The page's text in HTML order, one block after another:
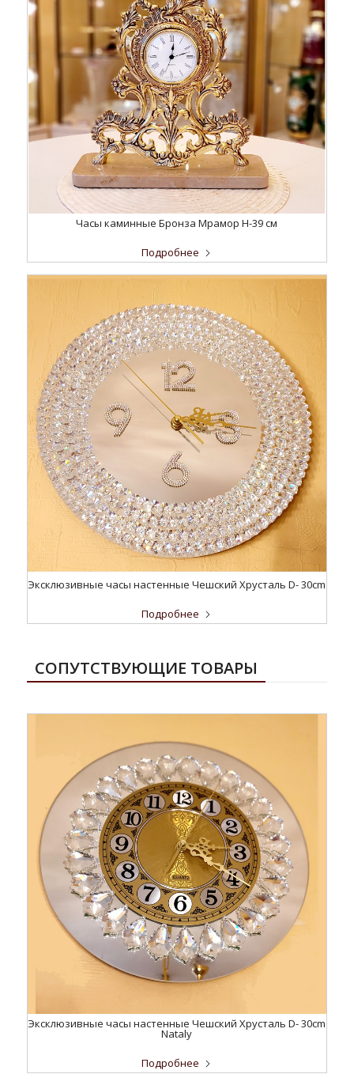
Часы каминные Бронза Мрамор H-39 см
Подробнее
Эксклюзивные часы настенные Чешский Хрусталь D- 30cm
Подробнее
СОПУТСТВУЮЩИЕ ТОВАРЫ
Эксклюзивные часы настенные Чешский Хрусталь D- 30cm
Nataly
Подробнее